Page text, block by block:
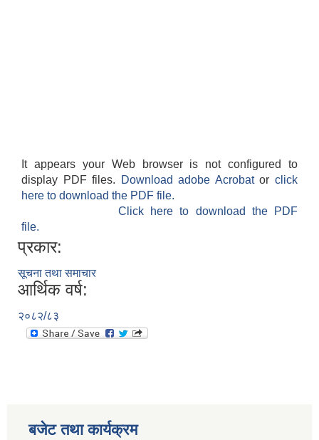
It appears your Web browser is not configured to
display PDF files.
Download adobe Acrobatorclick
here to download the PDF file.
Click here to download the PDF
file.
प्रकार:
सूचना तथा समाचार
आर्थिक वर्ष:
२०८२/८३
बजेट तथा कार्यक्रम